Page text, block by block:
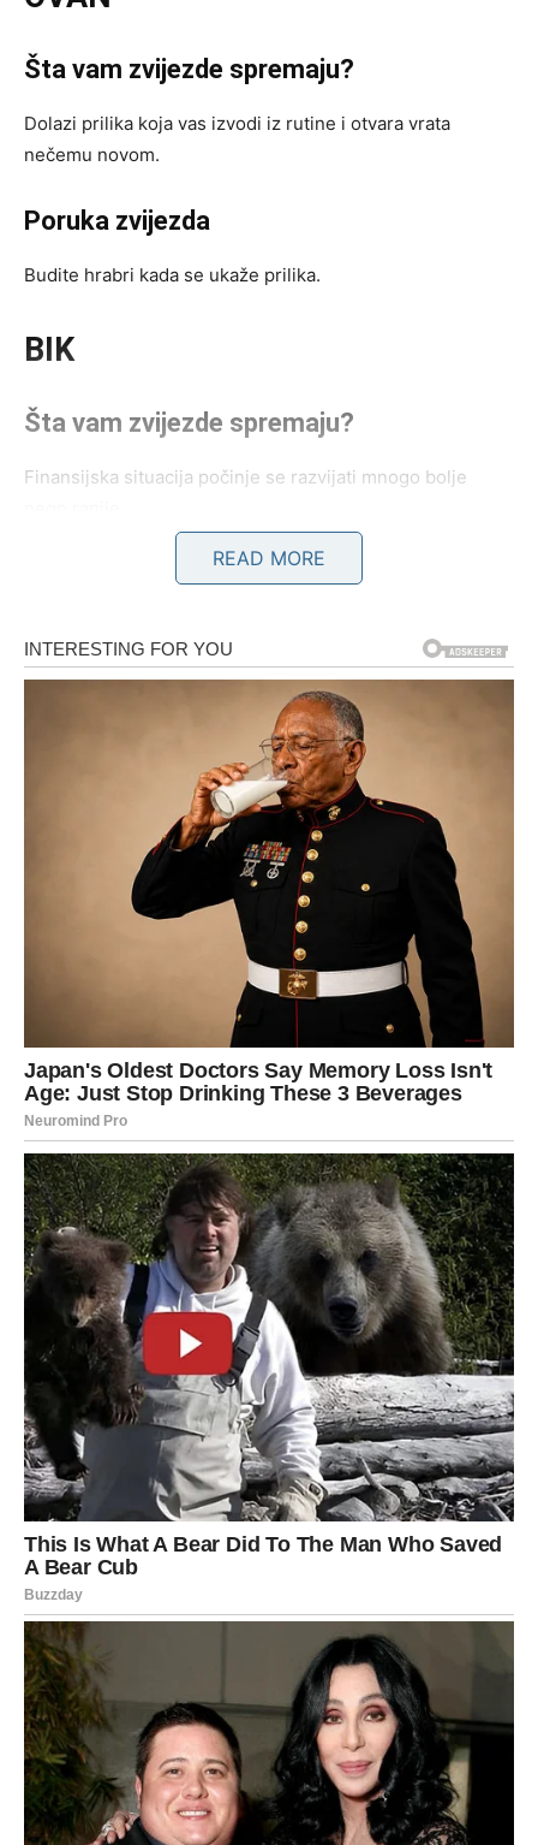
Šta vam zvijezde spremaju?
Dolazi prilika koja vas izvodi iz rutine i otvara vrata
nečemu novom.
Poruka zvijezda
Budite hrabri kada se ukaže prilika.
BIK
Šta vam zvijezde spremaju?
Finansijska situacija počinje se razvijati mnogo bolje
Poruka zvijezda
Šta vam zvijezde spremaju?
Jedna vijest mogla bi vam potpuno promijeniti
Poruka zvijezda
Odgovor koji čekate bliži je nego što mislite.
RAK
Šta vam zvijezde spremaju?
Pred vama su emotivni trenuci koji vraćaju vjeru u ljubav i
ljude.
Poruka zvijezda
Ne zatvarajte srce pred srećom.
LAV
Šta vam zvijezde spremaju?
Dolazi priznanje ili uspjeh koji ste dugo priželjkivali.
Poruka zvijezda
Vrijeme je da zablistate punim sjajem.
DJEVICA
Šta vam zvijezde spremaju?
READ MORE